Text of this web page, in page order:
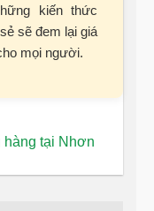
kiến thức
sẽ đem lại giá
mọi người.
hàng tại Nhơn